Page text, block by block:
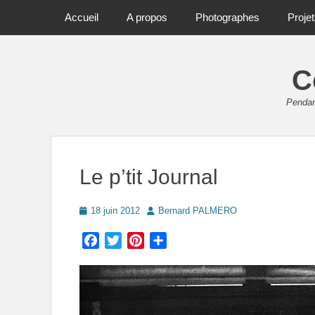
Primary Menu
Accueil A propos Photographes
Le p’tit Journal
Posted
18 juin 2012 AuthorBernard PALMERO
Facebook
TwitterPinterest